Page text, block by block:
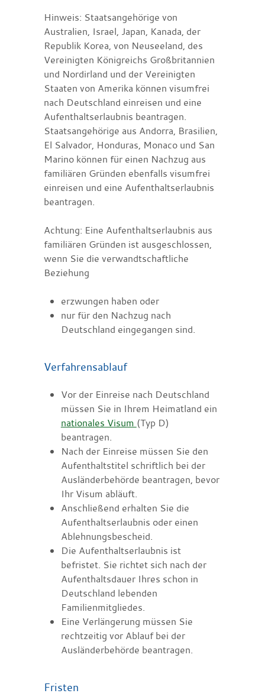
Hinweis: Staatsangehörige von
Australien, Israel, Japan, Kanada, der
Republik Korea, von Neuseeland, des
Vereinigten Königreichs Großbritannien
und Nordirland und der Vereinigten
Staaten von Amerika können visumfrei
nach Deutschland einreisen und eine
Aufenthaltserlaubnis beantragen.
Staatsangehörige aus Andorra, Brasilien,
El Salvador, Honduras, Monaco und San
Marino können für einen Nachzug aus
familiären Gründen ebenfalls visumfrei
einreisen und eine Aufenthaltserlaubnis
beantragen.
Achtung: Eine Aufenthaltserlaubnis aus
familiären Gründen ist ausgeschlossen,
wenn Sie die verwandtschaftliche
Beziehung
erzwungen haben oder
nur für den Nachzug nach
Deutschland eingegangen sind.
Verfahrensablauf
Vor der Einreise nach Deutschland
müssen Sie in Ihrem Heimatland ein
nationales Visum (Typ D)
beantragen.
Nach der Einreise müssen Sie den
Aufenthaltstitel schriftlich bei der
Ausländerbehörde beantragen, bevor
Ihr Visum abläuft.
Anschließend erhalten Sie die
Aufenthaltserlaubnis oder einen
Ablehnungsbescheid.
Die Aufenthaltserlaubnis ist
befristet. Sie richtet sich nach der
Aufenthaltsdauer Ihres schon in
Deutschland lebenden
Familienmitgliedes.
Eine Verlängerung müssen Sie
rechtzeitig vor Ablauf bei der
Ausländerbehörde beantragen.
Fristen